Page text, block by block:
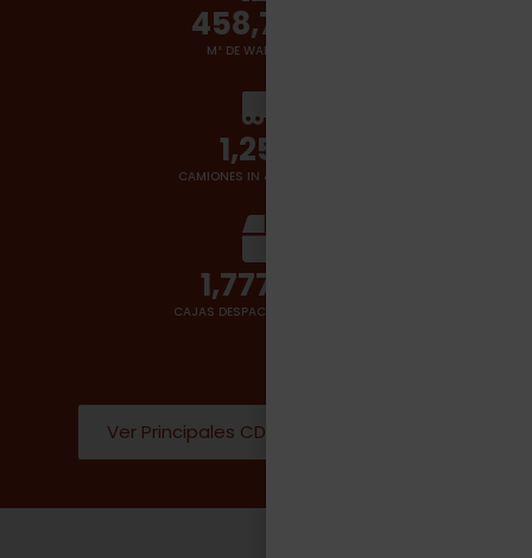
510,000
M² DE WAREHOUSES
1,400
CAMIONES IN & OUT POR DÍA
2,000,000
CAJAS DESPACHADAS POR DÍA
Ver Principales CD Donde operamos